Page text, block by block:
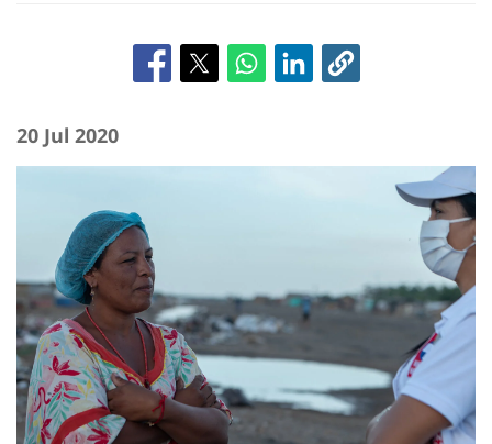
20 Jul 2020